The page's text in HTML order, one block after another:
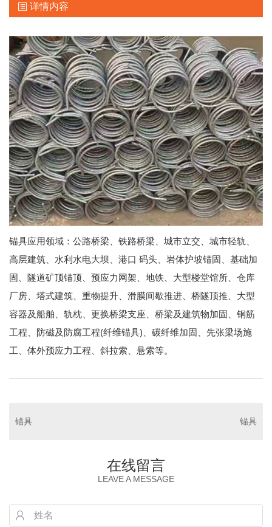
详情内容
锚具应用领域：公路桥梁、铁路桥梁、城市立交、城市轻轨、
高层建筑、水利水电大坝、港口 码头、岩体护坡锚固、基础加
固、隧道矿顶锚顶、预应力网架、地铁、大型楼堂馆所、仓库
厂房、塔式建筑、重物提升、滑膜间歇推进、桥隧顶推、大型
容器及船舶、轨枕、更换桥梁支座、桥梁及建筑物加固、钢筋
工程、防磁及防腐工程(纤维锚具)、碳纤维加固、先张梁场施
工、体外预应力工程、斜拉索、悬索等。
锚具 锚具
在线留言
LEAVE A MESSAGE